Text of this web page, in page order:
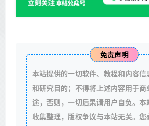
免责声明
本站提供的一切软件、教程和内容信
和研究目的；不得将上述内容用于商
途，否则，一切后果请用户自负。本
收集整理，版权争议与本站无关。您